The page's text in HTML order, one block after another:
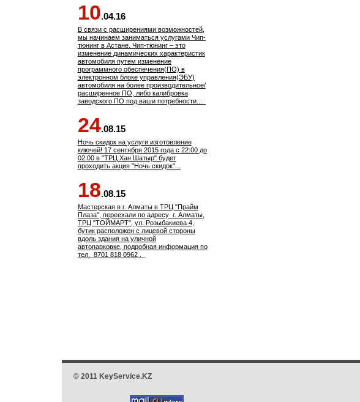
10.04.16
В связи с расширениями возможностей,
мы начинаем заниматься услугами Чип-
тюнинг в Астане. Чип-тюнинг – это
изменение динамических характеристик
автомобиля путем изменение
программного обеспечения(ПО) в
электронном блоке управления(ЭБУ)
автомобиля на более производительное/
расширенное ПО, либо калибровка
заводского ПО под ваши потребности...
24.08.15
Ночь скидок на услуги изготовление
ключей! 17 сентября 2015 года с 22:00 до
02:00 в "ТРЦ Хан Шатыр" будет
проходить акция "Ночь скидок"...
18.08.15
Мастерская в г. Алматы в ТРЦ "Прайм
Плаза", переехали по адресу г. Алматы,
ТРЦ "ТОЙМАРТ", ул. Розыбакиева 4,
бутик расположен с лицевой стороны
вдоль здания на уличной
автопарковке, подробная информация по
тел. 8701 818 0962 .
© 2011 KeyService.KZ